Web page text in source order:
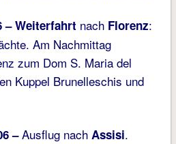
– Weiterfahrtnach Florenz:
Am Nachmittag
zum Dom S. Maria del
Kuppel Brunelleschis und
–Ausflug nach Assisi.